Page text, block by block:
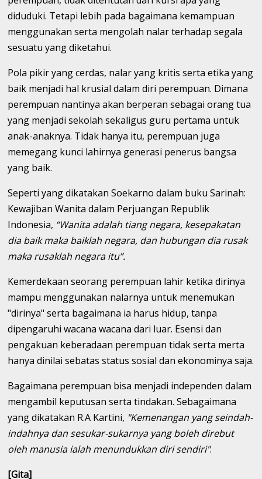
diduduki. Tetapi lebih pada bagaimana kemampuan
menggunakan serta mengolah nalar terhadap segala
sesuatu yang diketahui.
Pola pikir yang cerdas, nalar yang kritis serta etika yang
baik menjadi hal krusial dalam diri perempuan. Dimana
perempuan nantinya akan berperan sebagai orang tua
yang menjadi sekolah sekaligus guru pertama untuk
anak-anaknya. Tidak hanya itu, perempuan juga
memegang kunci lahirnya generasi penerus bangsa
yang baik.
Seperti yang dikatakan Soekarno dalam buku Sarinah:
Kewajiban Wanita dalam Perjuangan Republik
Indonesia, “Wanita adalah tiang negara, kesepakatan
dia baik maka baiklah negara, dan hubungan dia rusak
maka rusaklah negara itu”.
Kemerdekaan seorang perempuan lahir ketika dirinya
mampu menggunakan nalarnya untuk menemukan
"dirinya" serta bagaimana ia harus hidup, tanpa
dipengaruhi wacana wacana dari luar. Esensi dan
pengakuan keberadaan perempuan tidak serta merta
hanya dinilai sebatas status sosial dan ekonominya saja.
Bagaimana perempuan bisa menjadi independen dalam
mengambil keputusan serta tindakan. Sebagaimana
yang dikatakan R.A Kartini, "Kemenangan yang seindah-
indahnya dan sesukar-sukarnya yang boleh direbut
oleh manusia ialah menundukkan diri sendiri".
[Gita]